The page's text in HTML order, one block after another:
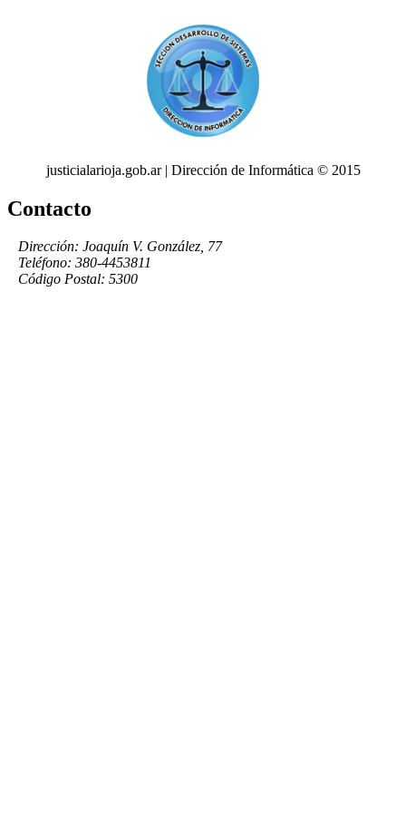
justicialarioja.gob.ar | Dirección de Informática © 2015
Contacto
Dirección: Joaquín V. González, 77
Teléfono: 380-4453811
Código Postal: 5300